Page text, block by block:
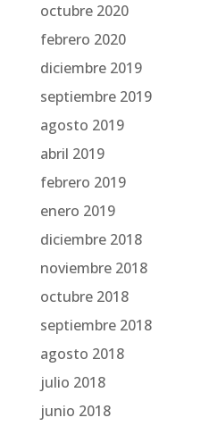
octubre 2020
febrero 2020
diciembre 2019
septiembre 2019
agosto 2019
abril 2019
febrero 2019
enero 2019
diciembre 2018
noviembre 2018
octubre 2018
septiembre 2018
agosto 2018
julio 2018
junio 2018